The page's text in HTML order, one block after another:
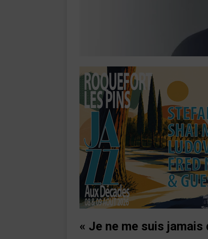
« Je ne me suis jamais